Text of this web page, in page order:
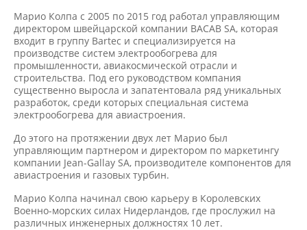
Марио Колпа с 2005 по 2015 год работал управляющим
директором швейцарской компании BACAB SA, которая
входит в группу Bartec и специализируется на
производстве систем электрообогрева для
промышленности, авиакосмической отрасли и
строительства. Под его руководством компания
существенно выросла и запатентовала ряд уникальных
разработок, среди которых специальная система
электрообогрева для авиастроения.
До этого на протяжении двух лет Марио был
управляющим партнером и директором по маркетингу
компании Jean-Gallay SA, производителе компонентов для
авиастроения и газовых турбин.
Марио Колпа начинал свою карьеру в Королевских
Военно-морских силах Нидерландов, где прослужил на
различных инженерных должностях 10 лет.